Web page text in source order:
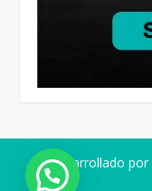
Desarrollado por